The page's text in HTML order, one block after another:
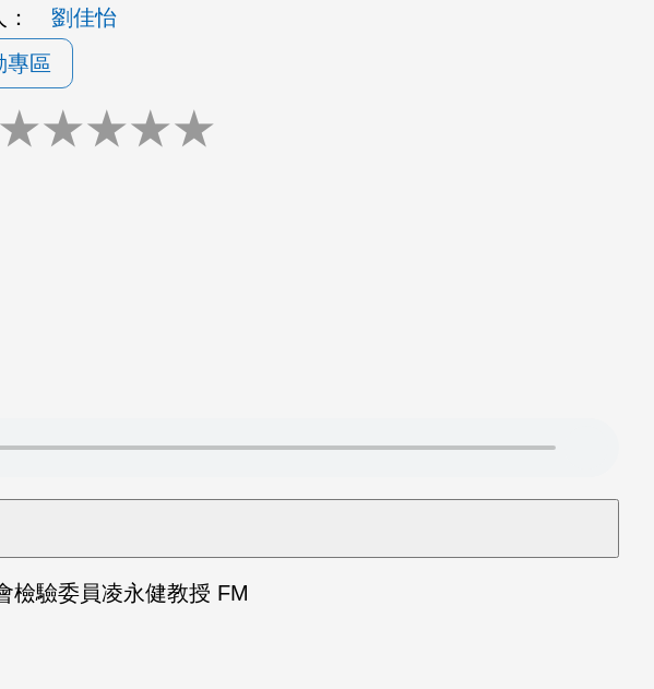
劉佳怡
專區
★★★★★
檢驗委員凌永健教授 FM